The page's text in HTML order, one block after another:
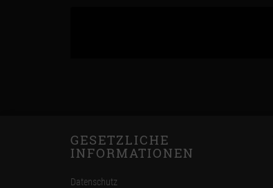
GESETZLICHE
INFORMATIONEN
Datenschutz